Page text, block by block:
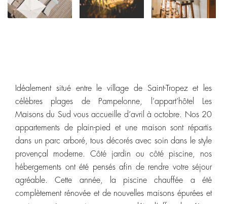
Idéalement situé entre le village de Saint-Tropez et les
célèbres plages de Pampelonne, l’appart’hôtel Les
Maisons du Sud vous accueille d’avril à octobre. Nos 20
appartements de plain-pied et une maison sont répartis
dans un parc arboré, tous décorés avec soin dans le style
provençal moderne. Côté jardin ou côté piscine, nos
hébergements ont été pensés afin de rendre votre séjour
agréable. Cette année, la piscine chauffée a été
complètement rénovée et de nouvelles maisons épurées et